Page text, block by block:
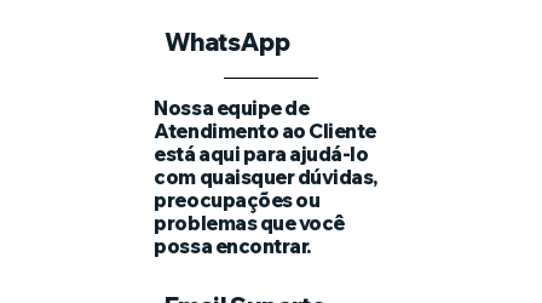
WhatsApp
Nossa equipe de
Atendimento ao Cliente
está aqui para ajudá-lo
com quaisquer dúvidas,
preocupações ou
problemas que você
possa encontrar.